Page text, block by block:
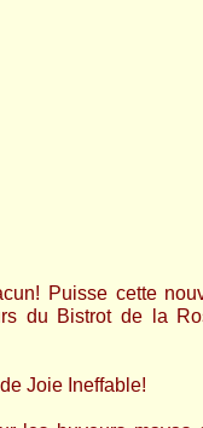
Puisse cette
du Bistrot de la
Joie Ineffable!